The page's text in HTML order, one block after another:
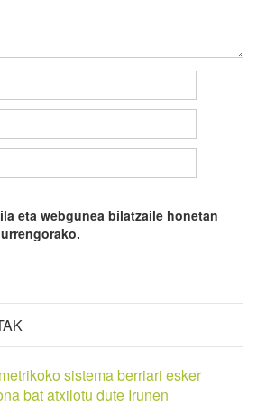
eta webgunea bilatzaile honetan
sistema berriari esker
bat atxilotu dute Irunen